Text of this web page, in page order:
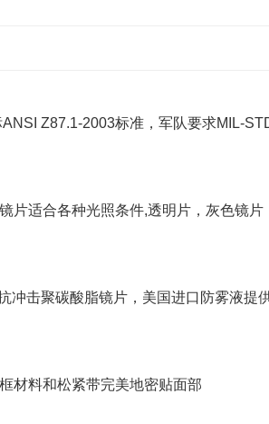
ANSI Z87.1-2003标准，军队要求MIL-
片适合各种光照条件,透明片，灰色镜片
冲击聚碳酸脂镜片，美国进口防雾液提
材料和松紧带完美地密贴面部